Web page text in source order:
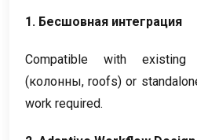
1. Бесшовная интеграция
Compatible with existing
(колонны,roofs)or
work required.